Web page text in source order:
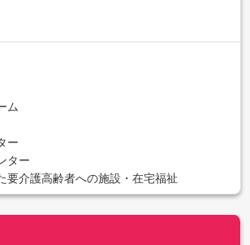
ム
ー
ター
要介護高齢者への施設・在宅福祉